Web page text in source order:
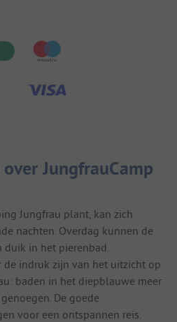
JungfrauCamp
Jungfrau plant, kan zich
nachten. Overdag kunnen de
in het pierenbad.
indruk zijn van het uitzicht op
baden in het diepblauwe meer
De goede
voor een ontspannen reis.